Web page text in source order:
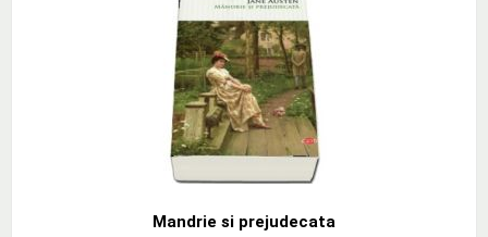
Mandrie si prejudecata